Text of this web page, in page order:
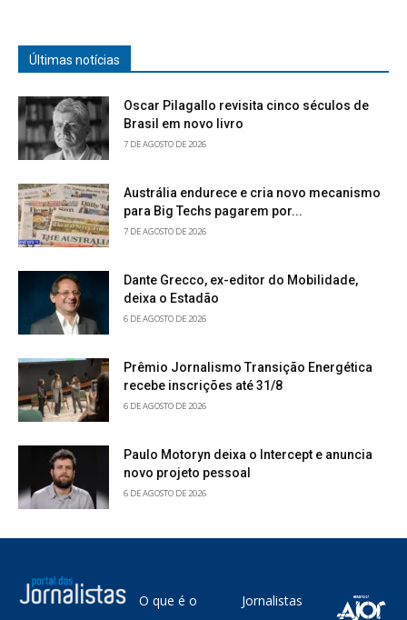
Últimas notícias
Oscar Pilagallo revisita cinco séculos de
Brasil em novo livro
7 DE AGOSTO DE 2026
Austrália endurece e cria novo mecanismo
para Big Techs pagarem por...
7 DE AGOSTO DE 2026
Dante Grecco, ex-editor do Mobilidade,
deixa o Estadão
6 DE AGOSTO DE 2026
Prêmio Jornalismo Transição Energética
recebe inscrições até 31/8
6 DE AGOSTO DE 2026
Paulo Motoryn deixa o Intercept e anuncia
novo projeto pessoal
6 DE AGOSTO DE 2026
O que é o
Jornalistas